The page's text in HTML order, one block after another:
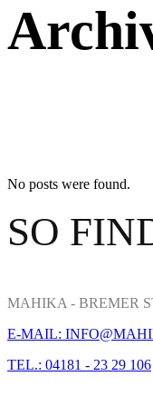
No posts were found.
SO
MAHIKA - BREMER
E-MAIL:
TEL.: 04181 - 23 29 106